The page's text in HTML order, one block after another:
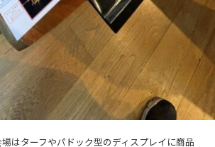
はターフやパドック型のディスプレイに商品